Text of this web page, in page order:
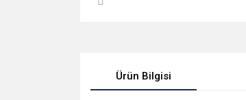
Ürün Bilgisi